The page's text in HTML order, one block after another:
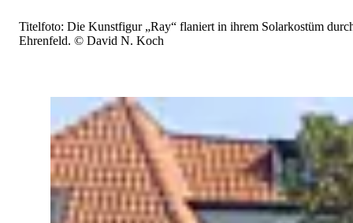
Titelfoto: Die Kunstfigur „Ray“ flaniert in ihrem Solarkostüm
Ehrenfeld. © David N. Koch